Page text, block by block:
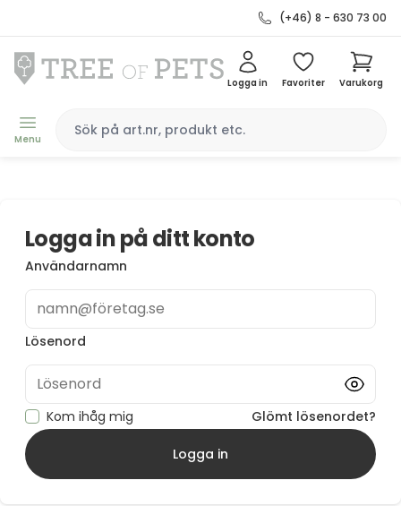
(+46) 8 - 630 73 00
Menu
Logga in Favoriter Varukorg
Logga in på ditt konto
Användarnamn
namn@företag.se
Lösenord
Lösenord
Kom ihåg mig Glömt lösenordet?
Logga in